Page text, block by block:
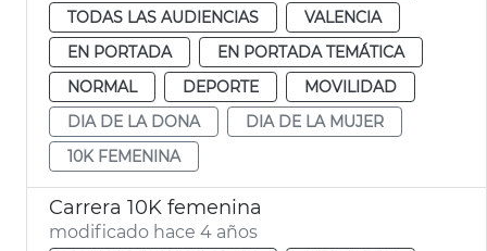
TODAS LAS AUDIENCIAS
VALENCIA
EN PORTADA
EN PORTADA TEMÁTICA
NORMAL
DEPORTE
MOVILIDAD
DIA DE LA DONA
DIA DE LA MUJER
10K FEMENINA
Carrera 10K femenina
modificado hace 4 años